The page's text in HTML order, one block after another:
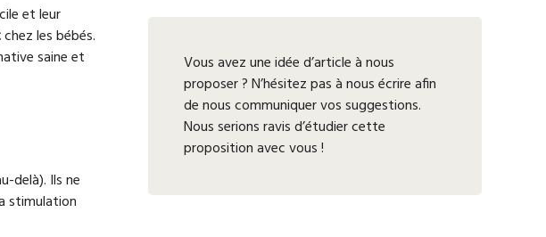
et leur
chez les bébés.
saine et
delà). Ils ne
stimulation
Vous avez une idée d’article à nous
proposer ? N’hésitez pas à nous écrire afin
de nous communiquer vos suggestions.
Nous serions ravis d’étudier cette
proposition avec vous !